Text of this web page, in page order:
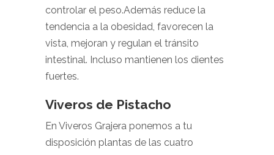
controlar el peso.Además reduce la
tendencia a la obesidad, favorecen la
vista, mejoran y regulan el tránsito
intestinal. Incluso mantienen los dientes
fuertes.
Viveros de Pistacho
En Viveros Grajera ponemos a tu
disposición plantas de las cuatro